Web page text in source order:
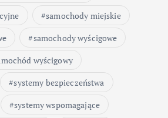
samochody miejskie
samochody wyścigowe
wyścigowy
systemy bezpieczeństwa
systemy wspomagające